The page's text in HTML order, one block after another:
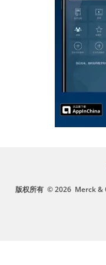
版权所有 © 2026 Merck &